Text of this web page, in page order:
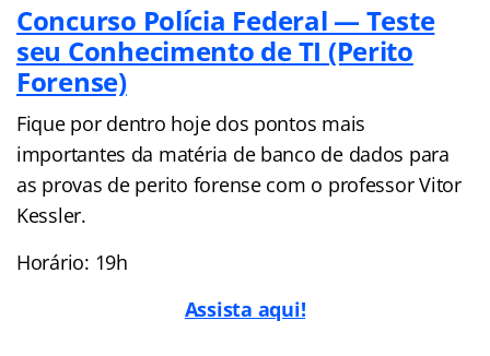
Concurso Polícia Federal — Teste
seu Conhecimento de TI (Perito
Forense)
Fique por dentro hoje dos pontos mais
importantes da matéria de banco de dados para
as provas de perito forense com o professor Vitor
Kessler.
Horário: 19h
Assista aqui!